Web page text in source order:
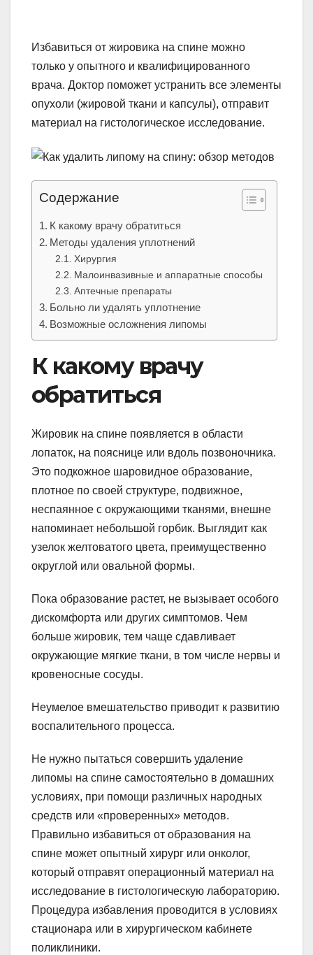
Избавиться от жировика на спине можно
только у опытного и квалифицированного
врача. Доктор поможет устранить все элементы
опухоли (жировой ткани и капсулы), отправит
материал на гистологическое исследование.
Содержание
К какому врачу обратиться
Методы удаления уплотнений
Хирургия
Малоинвазивные и аппаратные способы
Аптечные препараты
Больно ли удалять уплотнение
Возможные осложнения липомы
К какому врачу
обратиться
Жировик на спине появляется в области
лопаток, на пояснице или вдоль позвоночника.
Это подкожное шаровидное образование,
плотное по своей структуре, подвижное,
неспаянное с окружающими тканями, внешне
напоминает небольшой горбик. Выглядит как
узелок желтоватого цвета, преимущественно
округлой или овальной формы.
Пока образование растет, не вызывает особого
дискомфорта или других симптомов. Чем
больше жировик, тем чаще сдавливает
окружающие мягкие ткани, в том числе нервы и
кровеносные сосуды.
Неумелое вмешательство приводит к развитию
воспалительного процесса.
Не нужно пытаться совершить удаление
липомы на спине самостоятельно в домашних
условиях, при помощи различных народных
средств или «проверенных» методов.
Правильно избавиться от образования на
спине может опытный хирург или онколог,
который отправят операционный материал на
исследование в гистологическую лабораторию.
Процедура избавления проводится в условиях
стационара или в хирургическом кабинете
поликлиники.